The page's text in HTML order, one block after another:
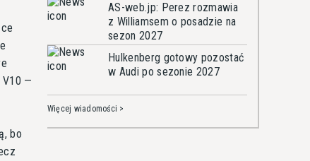
V10 —
bo
AS-web.jp: Perez rozmawia
z Williamsem o posadzie na
sezon 2027
Hulkenberg gotowy pozostać
w Audi po sezonie 2027
Więcej wiadomości >